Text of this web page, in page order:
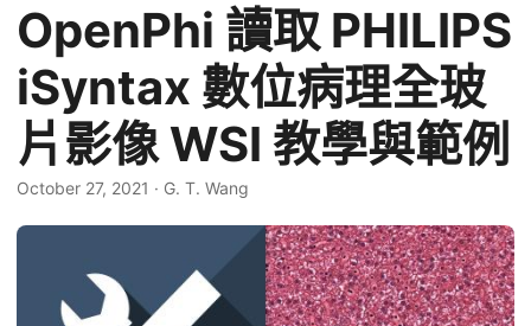
OpenPhi 讀取 PHILIPS
iSyntax 數位病理全玻
片影像 WSI 教學與範例
October 27, 2021 · G. T. Wang